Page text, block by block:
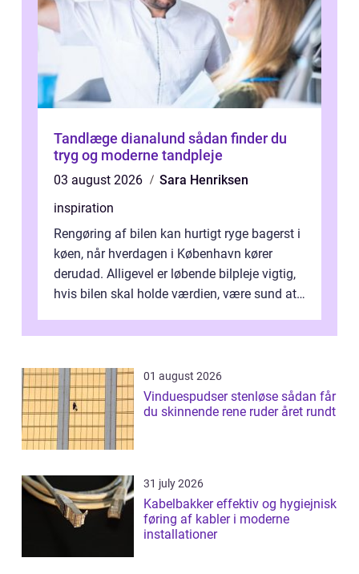
Tandlæge dianalund sådan finder du
tryg og moderne tandpleje
03 august 2026
Sara Henriksen
inspiration
Rengøring af bilen kan hurtigt ryge bagerst i
køen, når hverdagen i København kører
derudad. Alligevel er løbende bilpleje vigtig,
hvis bilen skal holde værdien, være sund at
01 august 2026
Vinduespudser stenløse sådan får
du skinnende rene ruder året rundt
31 july 2026
Kabelbakker effektiv og hygiejnisk
føring af kabler i moderne
installationer